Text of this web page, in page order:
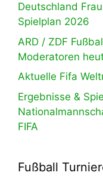
Deutschland
Spielplan 2026
ARD / ZDF
Moderatoren
Aktuelle Fifa
Ergebnisse &
FIFA
Fußball